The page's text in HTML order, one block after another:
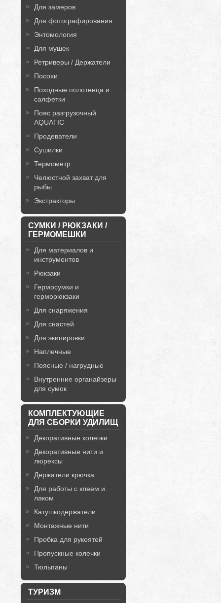
Для замеров
Для фотографирования
Энтомология
Для мушек
Ретриверы / Держатели
Посохи
Походные полотенца и
салфетки
Пояс разгрузочный
AQUATIC
Продеватели
Сушилки
Термометр
Челюстной захват для
рыбы
Экстракторы
СУМКИ / РЮКЗАКИ /
ГЕРМОМЕШКИ
Для материалов и
инструментов
Рюкзаки
Гермосумки и
герморюкзаки
Для снаряжения
Для снастей
Для экипировки
Наплечные
Поясные / нагрудные
Внутренние органайзеры
для сумок
КОМПЛЕКТУЮЩИЕ
ДЛЯ СБОРКИ УДИЛИЩ
Декоративные колечки
Декоративные нити и
люрексы
Держатели крючка
Для работы с клеем и
лаком
Катушкодержатели
Монтажные нити
Пробка для рукоятей
Пропускные колечки
Тюльпаны
ТУРИЗМ